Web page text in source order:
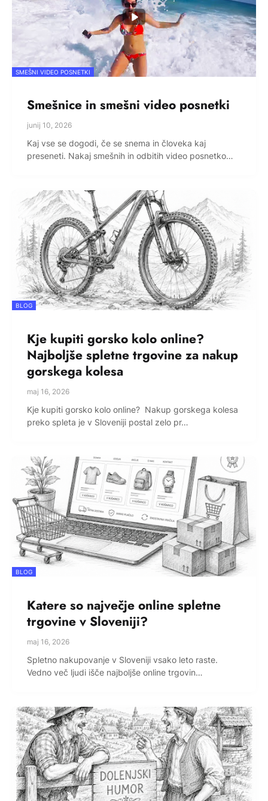
SMEŠNI VIDEO POSNETKI
Smešnice in smešni video posnetki
junij 10, 2026
Kaj vse se dogodi, če se snema in človeka kaj
preseneti. Nakaj smešnih in odbitih video posnetko…
BLOG
Kje kupiti gorsko kolo online?
Najboljše spletne trgovine za nakup
gorskega kolesa
maj 16, 2026
Kje kupiti gorsko kolo online? Nakup gorskega kolesa
preko spleta je v Sloveniji postal zelo pr…
BLOG
Katere so največje online spletne
trgovine v Sloveniji?
maj 16, 2026
Spletno nakupovanje v Sloveniji vsako leto raste.
Vedno več ljudi išče najboljše online trgovin…